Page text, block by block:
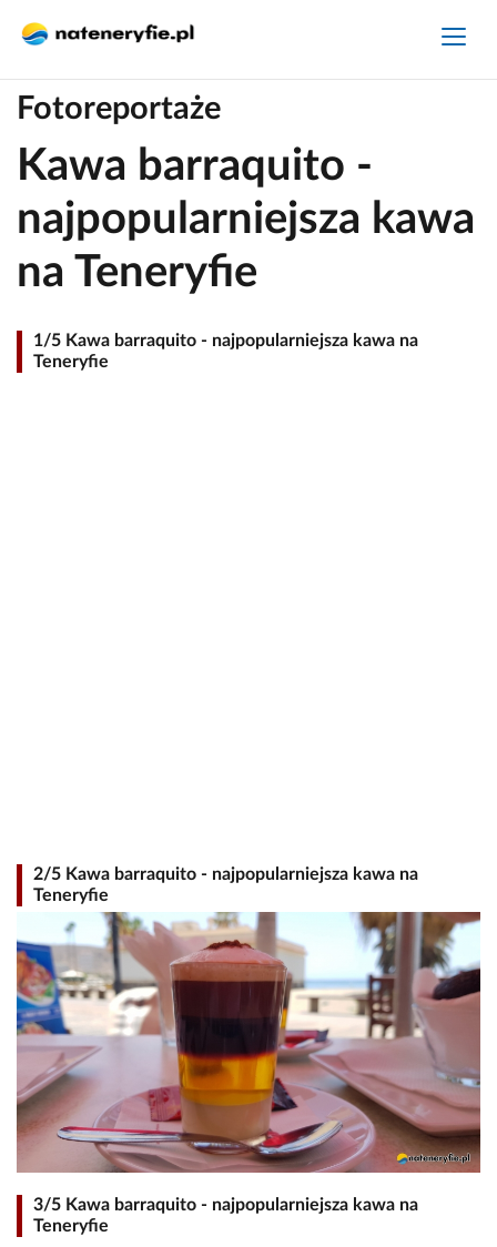
Fotoreportaże
Kawa barraquito -
najpopularniejsza kawa
na Teneryfie
1/5 Kawa barraquito - najpopularniejsza kawa na
Teneryfie
2/5 Kawa barraquito - najpopularniejsza kawa na
Teneryfie
3/5 Kawa barraquito - najpopularniejsza kawa na
Teneryfie